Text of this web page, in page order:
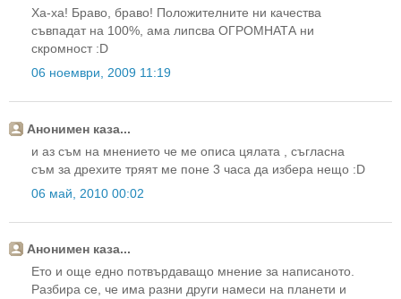
Ха-ха! Браво, браво! Положителните ни качества
съвпадат на 100%, ама липсва ОГРОМНАТА ни
скромност :D
06 ноември, 2009 11:19
Анонимен каза...
и аз съм на мнението че ме описа цялата , съгласна
съм за дрехите тряят ме поне 3 часа да избера нещо :D
06 май, 2010 00:02
Анонимен каза...
Ето и още едно потвърдаващо мнение за написаното.
Разбира се, че има разни други намеси на планети и